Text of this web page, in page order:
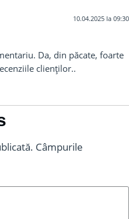
10.04.2025 la 09:30
Da, din păcate, foarte
clienților..
Câmpurile